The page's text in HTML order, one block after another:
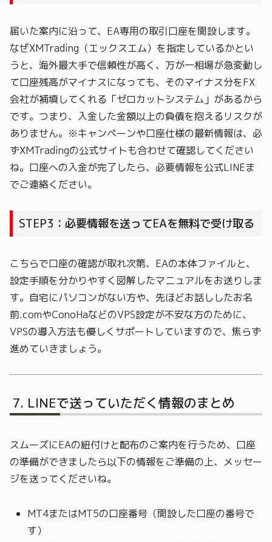
届いた案内に沿って、EA専用の取引口座を開設します。
なぜXMTrading（エックスエム）を指定しているかとい
うと、海外最大手で信頼性が高く、万が一相場が急変動し
て口座残高がマイナスになっても、そのマイナス分をFX
会社が補填してくれる「ゼロカットシステム」があるから
です。つまり、入金した金額以上の負債を抱えるリスクが
ありません。※キャンペーンや口座仕様の最新情報は、必
ずXMTradingの公式サイトも合わせて確認してください
ね。口座への入金が完了したら、必要情報を公式LINEま
でご連絡ください。
STEP3：必要情報を送ってEAを無料で受け取る
こちらで口座の確認が取れ次第、EAの本体ファイルと、
設定手順を分かりやすく図解したマニュアルをお送りしま
す。自宅にパソコンがない方や、先ほどお話ししたお名
前.comやConoHaなどのVPS設定が不安な方のために、
VPSの導入方法も優しくサポートしていますので、焦らず
進めていきましょう。
LINEで送っていただく情報のまとめ
スムーズにEAの紐付けと配布のご案内を行うため、口座
の準備ができましたら以下の情報をご準備の上、メッセー
ジを送ってくださいね。
MT4またはMT5の口座番号（開設した口座の番号で
す）